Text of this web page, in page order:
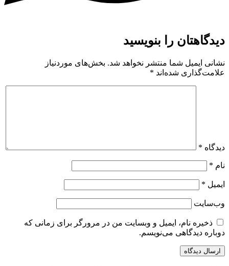
دیدگاهتان را بنویسید
نشانی ایمیل شما منتشر نخواهد شد. بخش‌های موردنیاز
علامت‌گذاری شده‌اند *
دیدگاه *
نام *
ایمیل *
وب‌سایت
ذخیره نام، ایمیل و وبسایت من در مرورگر برای زمانی که
دوباره دیدگاهی می‌نویسم.